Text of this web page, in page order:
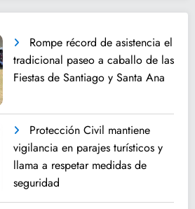
Rompe récord de asistencia el
tradicional paseo a caballo de las
Fiestas de Santiago y Santa Ana
Protección Civil mantiene
vigilancia en parajes turísticos y
llama a respetar medidas de
seguridad